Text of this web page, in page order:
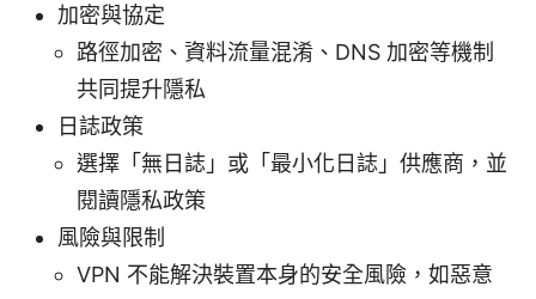
加密與協定
路徑加密、資料流量混淆、DNS 加密等機制
共同提升隱私
日誌政策
選擇「無日誌」或「最小化日誌」供應商，並
閱讀隱私政策
風險與限制
VPN 不能解決裝置本身的安全風險，如惡意